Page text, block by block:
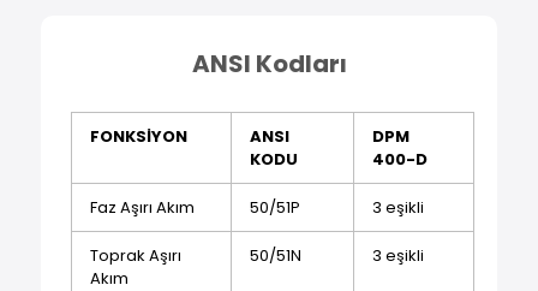
ANSI Kodları
FONKSİYON
ANSI
KODU
DPM
400-D
Faz Aşırı Akım 50/51P 3 eşikli
Toprak Aşırı
Akım
50/51N 3 eşikli